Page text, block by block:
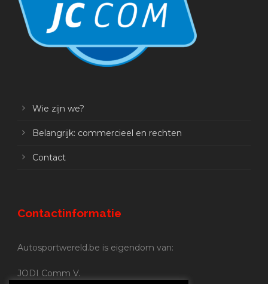
Wie zijn we?
Belangrijk: commercieel en rechten
Contact
Contactinformatie
Autosportwereld.be is eigendom van:
JODI Comm V.